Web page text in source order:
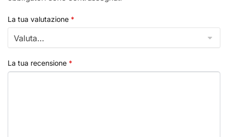
La tua valutazione *
La tua recensione *